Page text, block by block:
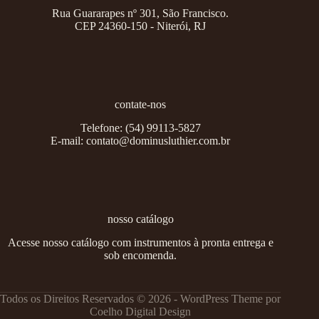
Rua Guararapes nº 301, São Francisco.
CEP 24360-150 - Niterói, RJ
contate-nos
Telefone: (54) 99113-5827
E-mail:contato@dominusluthier.com.br
nosso catálogo
Acesse nosso catálogo com instrumentos à pronta entrega e
sob encomenda.
Todos os Direitos Reservados © 2026 - WordPress Theme por
Coelho Digital Design